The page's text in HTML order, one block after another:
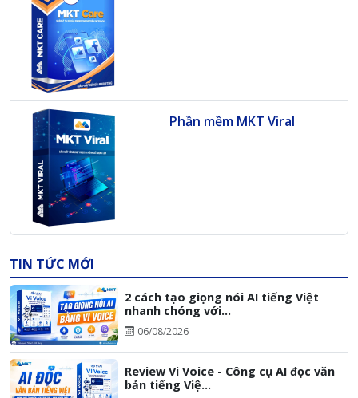
Phần mềm MKT Viral
TIN TỨC MỚI
2 cách tạo giọng nói AI tiếng Việt
nhanh chóng với...
06/08/2026
Review Vi Voice - Công cụ AI đọc văn
bản tiếng Việ...